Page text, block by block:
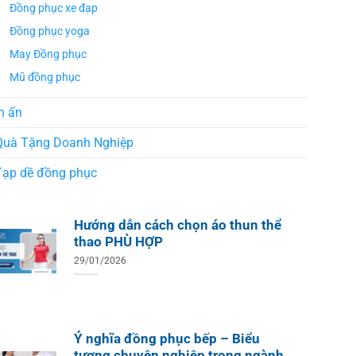
Đồng phục xe đạp
Đồng phục yoga
May Đồng phục
Mũ đồng phục
ấn
Tặng Doanh Nghiệp
dề đồng phục
Hướng dẫn cách chọn áo thun thể
thao PHÙ HỢP
29/01/2026
Ý nghĩa đồng phục bếp – Biểu